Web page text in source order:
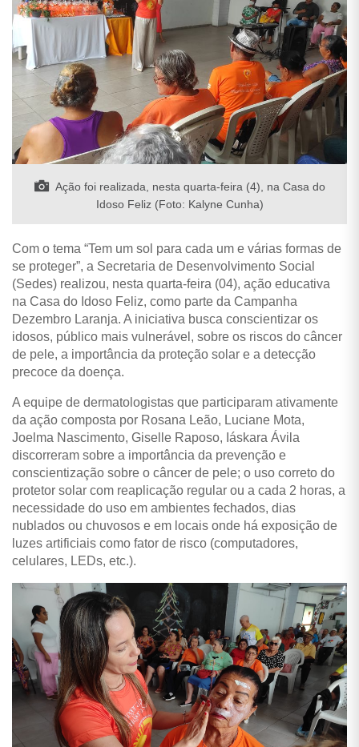
Ação foi realizada, nesta quarta-feira (4), na Casa do
Idoso Feliz (Foto: Kalyne Cunha)
Com o tema “Tem um sol para cada um e várias formas de
se proteger”, a Secretaria de Desenvolvimento Social
(Sedes) realizou, nesta quarta-feira (04), ação educativa
na Casa do Idoso Feliz, como parte da Campanha
Dezembro Laranja. A iniciativa busca conscientizar os
idosos, público mais vulnerável, sobre os riscos do câncer
de pele, a importância da proteção solar e a detecção
precoce da doença.
A equipe de dermatologistas que participaram ativamente
da ação composta por Rosana Leão, Luciane Mota,
Joelma Nascimento, Giselle Raposo, Iáskara Ávila
discorreram sobre a importância da prevenção e
conscientização sobre o câncer de pele; o uso correto do
protetor solar com reaplicação regular ou a cada 2 horas, a
necessidade do uso em ambientes fechados, dias
nublados ou chuvosos e em locais onde há exposição de
luzes artificiais como fator de risco (computadores,
celulares, LEDs, etc.).